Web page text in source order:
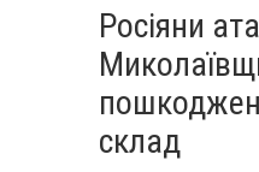
Росіяни
склад